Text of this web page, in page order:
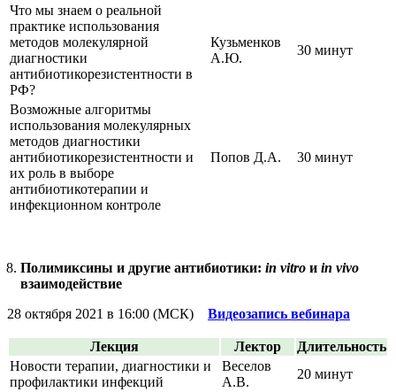
Что мы знаем о реальной
практике использования
методов молекулярной
диагностики
антибиотикорезистентности в
РФ?
Кузьменков
А.Ю.
30 минут
Возможные алгоритмы
использования молекулярных
методов диагностики
антибиотикорезистентности и
их роль в выборе
антибиотикотерапии и
инфекционном контроле
Попов Д.А. 30 минут
Полимиксины и другие антибиотики: in vitro и in vivo
взаимодействие
28 октября 2021 в 16:00 (МСК) Видеозапись вебинара
Лекция Лектор
Длительность
Новости терапии, диагностики и
профилактики инфекций
Веселов
А.В.
20 минут